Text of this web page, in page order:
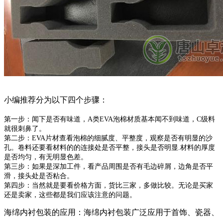
小编推荐分为以下四个步骤：
第一步：闻下是否有味道，A类EVA泡棉材质基本闻不到味道，C级料
就很刺鼻了。
第二步：EVA片材查看泡棉的细腻度、平整度，观察是否有明显的沙
孔。卷料还要看材料的的连接处是否平整，接头是否明显.材料的厚度
是否均匀，有无明显色差。
第三步：如果是深加工件，看产品周围是否有毛边碎屑，边角是否平
滑，接头处是否粘合。
第四步：当然就是要看价格方面，货比三家，多做比较。无论是买家
还是卖家，这些都是我们应该注意的问题。
海绵内衬包装的应用：海绵内衬包装广泛应用于首饰、瓷器、